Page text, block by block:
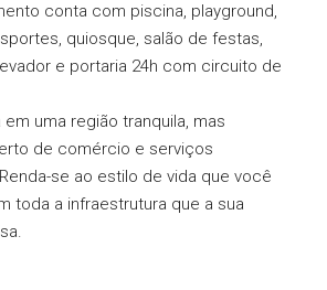
conta com piscina, playground,
quiosque, salão de festas,
e portaria 24h com circuito de
uma região tranquila, mas
de comércio e serviços
se ao estilo de vida que você
toda a infraestrutura que a sua